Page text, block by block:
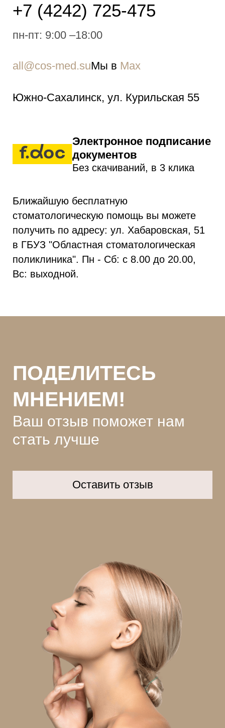
+7 (4242) 725-475
пн-пт: 9:00 –18:00
all@cos-med.suМы в Мах
Южно-Cахалинск, ул. Курильская 55
Электронное подписание
документов
Без скачиваний, в 3 клика
Ближайшую бесплатную
стоматологическую помощь вы можете
получить по адресу: ул. Хабаровская, 51
в ГБУЗ "Областная стоматологическая
поликлиника". Пн - Сб: с 8.00 до 20.00,
Вс: выходной.
ПОДЕЛИТЕСЬ
МНЕНИЕМ!
Ваш отзыв поможет нам
стать лучше
Оставить отзыв